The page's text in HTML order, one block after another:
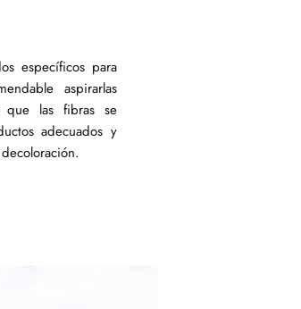
específicos para
aspirarlas
que las fibras se
adecuados y